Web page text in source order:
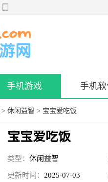
手机游戏 手机
> 休闲益智 > 宝宝爱吃饭
宝宝爱吃饭
类型： 休闲益智
更新时间： 2025-07-03